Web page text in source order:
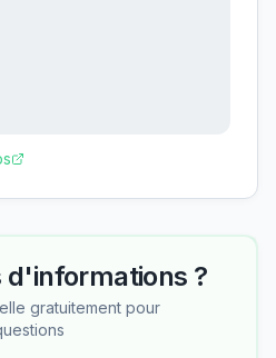
d'informations ?
gratuitement pour